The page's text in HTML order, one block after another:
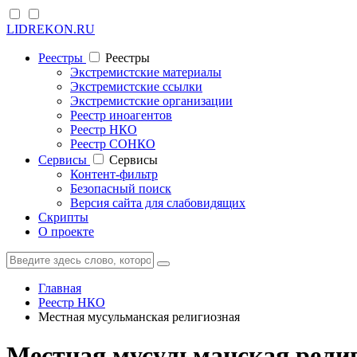
LIDREKON.RU
Реестры
Реестры
Экстремистские материалы
Экстремистские ссылки
Экстремистские организации
Реестр иноагентов
Реестр НКО
Реестр СОНКО
Cервисы
Cервисы
Контент-фильтр
Безопасный поиск
Версия сайта для слабовидящих
Скрипты
О проекте
Главная
Реестр НКО
Местная мусульманская религиозная